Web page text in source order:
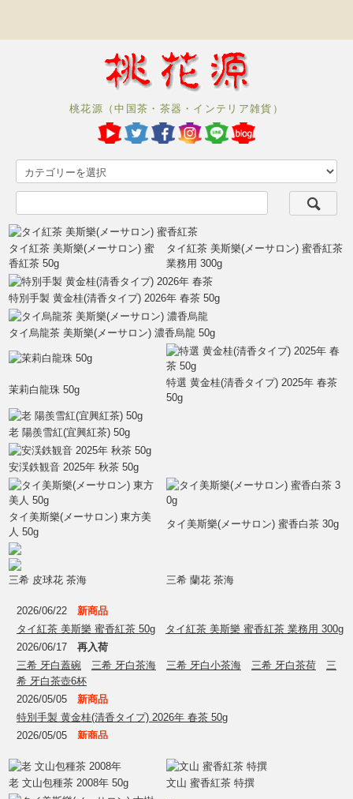
桃花源（中国茶・茶器・インテリア雑貨）
タイ紅茶 美斯樂(メーサロン) 蜜
香紅茶 50g
タイ紅茶 美斯樂(メーサロン) 蜜香紅茶
業務用 300g
特別手製 黄金桂(清香タイプ) 2026年 春茶 50g
タイ烏龍茶 美斯樂(メーサロン) 濃香烏龍 50g
茉莉白龍珠 50g
特選 黄金桂(清香タイプ) 2025年 春茶
50g
老 陽羨雪紅(宜興紅茶) 50g
安渓鉄観音 2025年 秋茶 50g
タイ美斯樂(メーサロン) 東方美
人 50g
タイ美斯樂(メーサロン) 蜜香白茶 30g
三希 皮球花 茶海 三希 蘭花 茶海
2026/06/22 新商品
タイ紅茶 美斯樂 蜜香紅茶 50g
タイ紅茶 美斯樂 蜜香紅茶 業務用 300g
2026/06/17 再入荷
三希 牙白蓋碗
三希 牙白茶海 三希 牙白小茶海 三希 牙白茶荷
三
希 牙白茶壺6杯
2026/05/05 新商品
特別手製 黄金桂(清香タイプ) 2026年 春茶 50g
2026/05/05 新商品
2026/04/30新商品
タイ烏龍茶 美斯樂(メーサロン)濃香烏龍 50g
老 文山包種茶 2008年 50g 文山 蜜香紅茶 特撰